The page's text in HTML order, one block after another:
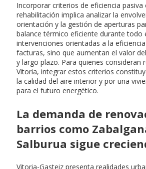
Incorporar criterios de eficiencia pasiva
rehabilitación implica analizar la
orientación y la gestión de aperturas
balance térmico eficiente durante todo
intervenciones orientadas a la
facturas, sino que aumentan el valor
y largo plazo. Para quienes consideran
Vitoria, integrar estos criterios
la calidad del aire interior y por una
para el futuro energético.
La demanda de
barrios como
Salburua sigue
Vitoria-Gasteiz presenta realidades